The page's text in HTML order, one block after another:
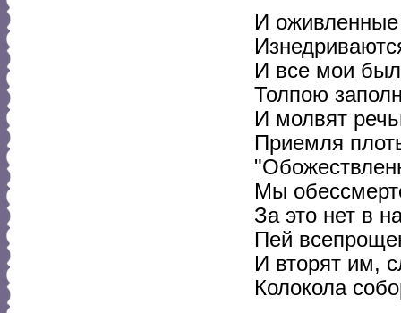
И
И все мои
Толпою
И молвят
Приемля
Мы
За это нет в
Пей
И вторят им,
Колокола